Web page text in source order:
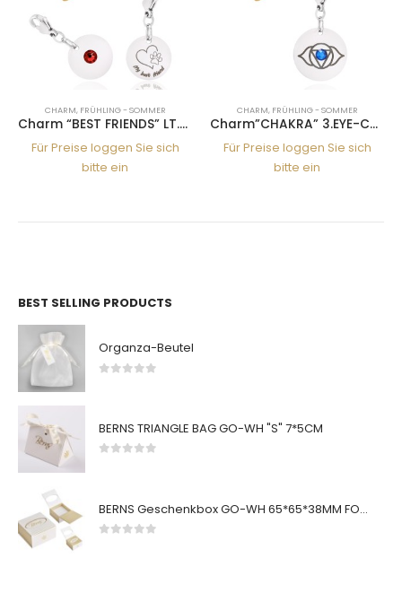
CHARM, FRÜHLING - SOMMER
Charm “BEST FRIENDS” LT.SIA
Für Preise loggen Sie sich
bitte ein
CHARM, FRÜHLING - SOMMER
Charm”CHAKRA” 3.EYE-CAP.BLU
Für Preise loggen Sie sich
bitte ein
BEST SELLING PRODUCTS
Organza-Beutel
BERNS TRIANGLE BAG GO-WH "S" 7*5CM
BERNS Geschenkbox GO-WH 65*65*38MM FOR SMALL SETS